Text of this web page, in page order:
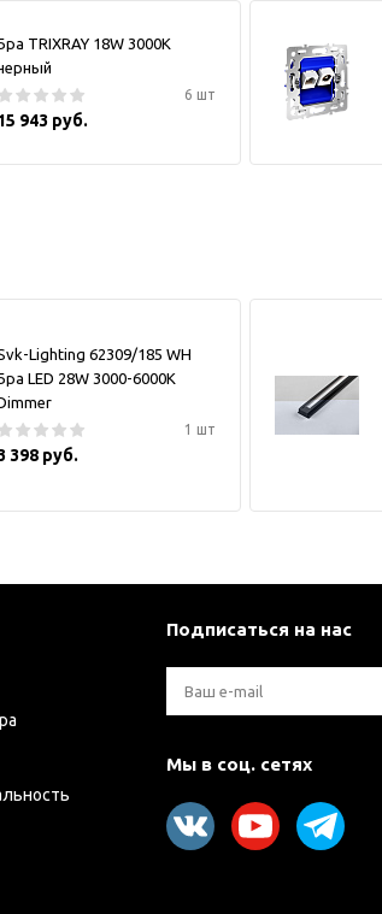
TRIXRAY 18W 3000К
6 шт
943 руб.
Lighting 62309/185 WH
LED 28W 3000-6000K
1 шт
398 руб.
Подписаться на нас
Мы в соц. сетях